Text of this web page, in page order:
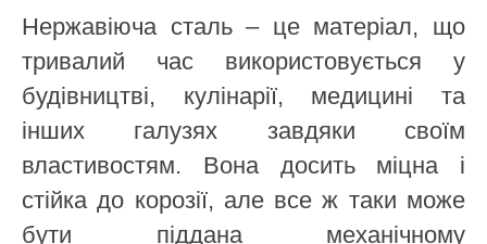
Нержавіюча сталь – це матеріал, що
тривалий час використовується у
будівництві, кулінарії, медицині та
інших галузях завдяки своїм
властивостям. Вона досить міцна і
стійка до корозії, але все ж таки може
бути піддана механічному